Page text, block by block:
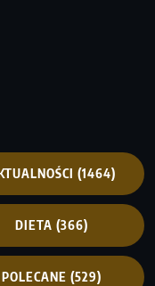
(1464)
DIETA (366)
POLECANE (529)